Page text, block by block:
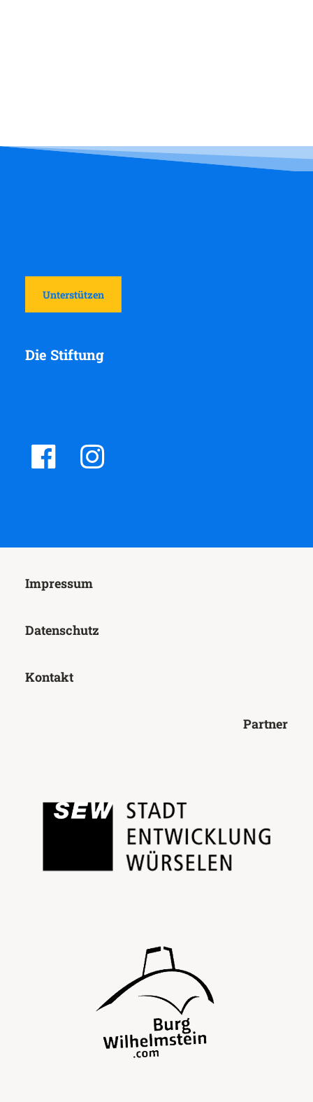
Unterstützen
Die Stiftung
Impressum
Datenschutz
Kontakt
Partner